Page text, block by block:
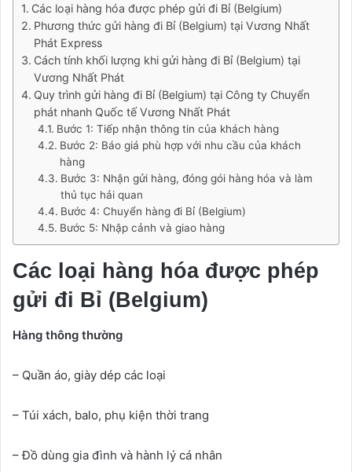
Các loại hàng hóa được phép gửi đi Bỉ (Belgium)
Phương thức gửi hàng đi Bỉ (Belgium) tại Vương Nhất
Phát Express
Cách tính khối lượng khi gửi hàng đi Bỉ (Belgium) tại
Vương Nhất Phát
Quy trình gửi hàng đi Bỉ (Belgium) tại Công ty Chuyển
phát nhanh Quốc tế Vương Nhất Phát
Bước 1: Tiếp nhận thông tin của khách hàng
Bước 2: Báo giá phù hợp với nhu cầu của khách
hàng
Bước 3: Nhận gửi hàng, đóng gói hàng hóa và làm
thủ tục hải quan
Bước 4: Chuyển hàng đi Bỉ (Belgium)
Bước 5: Nhập cảnh và giao hàng
Các loại hàng hóa được phép
gửi đi Bỉ (Belgium)
Hàng thông thường
– Quần áo, giày dép các loại
– Túi xách, balo, phụ kiện thời trang
– Đồ dùng gia đình và hành lý cá nhân